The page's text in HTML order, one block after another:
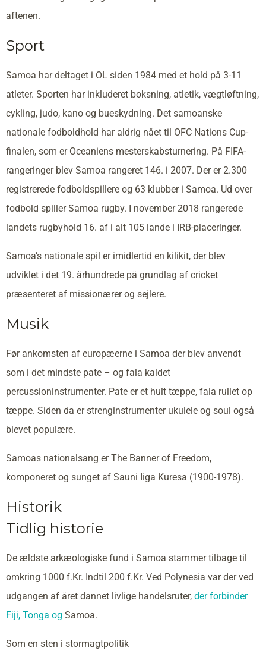
aftenen.
Sport
Samoa har deltaget i OL siden 1984 med et hold på 3-11
atleter. Sporten har inkluderet boksning, atletik, vægtløftning,
cykling, judo, kano og bueskydning. Det samoanske
nationale fodboldhold har aldrig nået til OFC Nations Cup-
finalen, som er Oceaniens mesterskabsturnering. På FIFA-
rangeringer blev Samoa rangeret 146. i 2007. Der er 2.300
registrerede fodboldspillere og 63 klubber i Samoa. Ud over
fodbold spiller Samoa rugby. I november 2018 rangerede
landets rugbyhold 16. af i alt 105 lande i IRB-placeringer.
Samoa’s nationale spil er imidlertid en kilikit, der blev
udviklet i det 19. århundrede på grundlag af cricket
præsenteret af missionærer og sejlere.
Musik
Før ankomsten af europæerne i Samoa der blev anvendt
som i det mindste pate – og fala kaldet
percussioninstrumenter. Pate er et hult tæppe, fala rullet op
tæppe. Siden da er strenginstrumenter ukulele og soul også
blevet populære.
Samoas nationalsang er The Banner of Freedom,
komponeret og sunget af Sauni Iiga Kuresa (1900-1978).
Historik
Tidlig historie
De ældste arkæologiske fund i Samoa stammer tilbage til
omkring 1000 f.Kr. Indtil 200 f.Kr. Ved Polynesia var der ved
udgangen af året dannet livlige handelsruter, der forbinder
Fiji, Tonga og Samoa.
Som en sten i stormagtpolitik